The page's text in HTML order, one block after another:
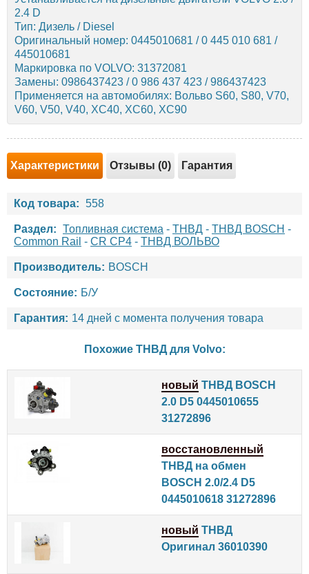
2.4 D
Тип: Дизель / Diesel
Оригинальный номер: 0445010681 / 0 445 010 681 /
445010681
Маркировка по VOLVO: 31372081
Замены: 0986437423 / 0 986 437 423 / 986437423
Применяется на автомобилях: Вольво S60, S80, V70,
V60, V50, V40, XC40, XC60, XC90
Характеристики Отзывы (0) Гарантия
Код товара: 558
Раздел: Топливная система - ТНВД - ТНВД BOSCH -
Common Rail - CR CP4 - ТНВД ВОЛЬВО
Производитель: BOSCH
Состояние: Б/У
Гарантия: 14 дней с момента получения товара
Похожие ТНВД для Volvo:
новый ТНВД BOSCH
2.0 D5 0445010655
31272896
восстановленный
ТНВД на обмен
BOSCH 2.0/2.4 D5
0445010618 31272896
новый ТНВД
Оригинал 36010390